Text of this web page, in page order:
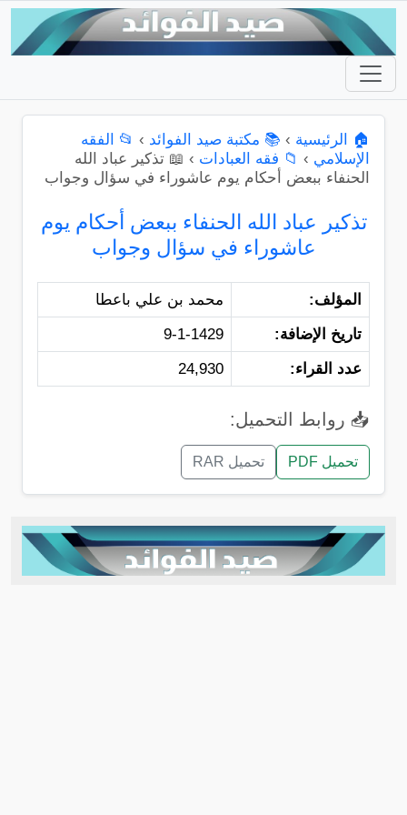
🏠 الرئيسية › 📚 مكتبة صيد الفوائد › 📂 الفقه
الإسلامي › 📁 فقه العبادات › 📖 تذكير عباد الله
الحنفاء ببعض أحكام يوم عاشوراء في سؤال وجواب
تذكير عباد الله الحنفاء ببعض أحكام يوم
عاشوراء في سؤال وجواب
المؤلف:
محمد بن علي باعطا
تاريخ الإضافة:
9-1-1429
عدد القراء:
24,930
📥 روابط التحميل:
تحميل PDF تحميل RAR